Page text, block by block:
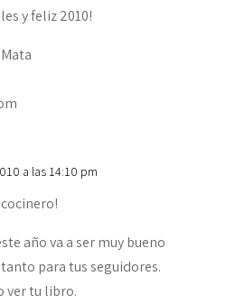
y feliz 2010!
a las 14:10 pm
año va a ser muy bueno
para tus seguidores.
ver tu libro.